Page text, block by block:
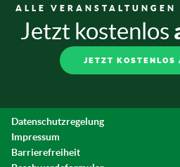
ALLE
Jetzt kostenlos
JETZT KOSTENLOS
Datenschutzregelung
Impressum
Barrierefreiheit